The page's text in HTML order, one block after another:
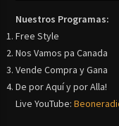
Nuestros Programas:
Free Style
Nos Vamos pa Canada
Vende Compra y Gana
De por Aquí y por Alla!
Live YouTube: